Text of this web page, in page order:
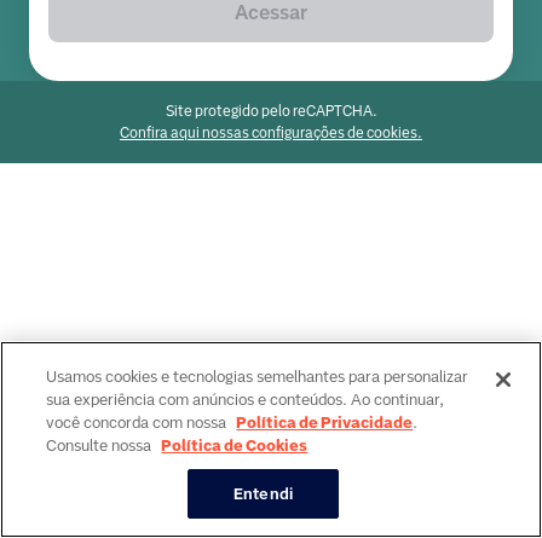
Acessar
Site protegido pelo reCAPTCHA.
Confira aqui nossas configurações de cookies.
Usamos cookies e tecnologias semelhantes para personalizar
sua experiência com anúncios e conteúdos. Ao continuar,
você concorda com nossa Política de Privacidade.
Consulte nossa Política de Cookies
Entendi